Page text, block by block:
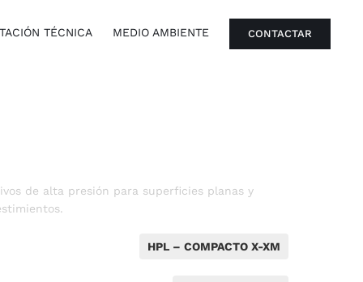
TÉCNICA MEDIO AMBIENTE CONTACTAR
de alta presión para superficies planas y
HPL – COMPACTO X-XM